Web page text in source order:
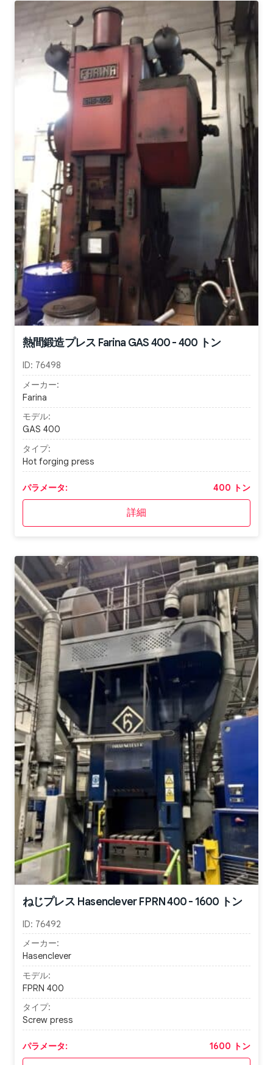
熱間鍛造プレス Farina GAS 400 - 400 トン
ID: 76498
メーカー:
Farina
モデル:
GAS 400
タイプ:
Hot forging press
パラメータ: 400 トン
詳細
ねじプレス Hasenclever FPRN 400 - 1600 トン
ID: 76492
メーカー:
Hasenclever
モデル:
FPRN 400
タイプ:
Screw press
パラメータ: 1600 トン